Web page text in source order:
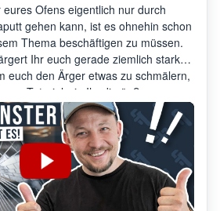
Ofens eigentlich nur durch
gehen kann, ist es ohnehin schon
Thema beschäftigen zu müssen.
Ihr euch gerade ziemlich stark
euch den Ärger etwas zu schmälern,
Tutorial wie Ihr die äußere
selber tauschen könnt. Damit
den Techniker und die
sparen.